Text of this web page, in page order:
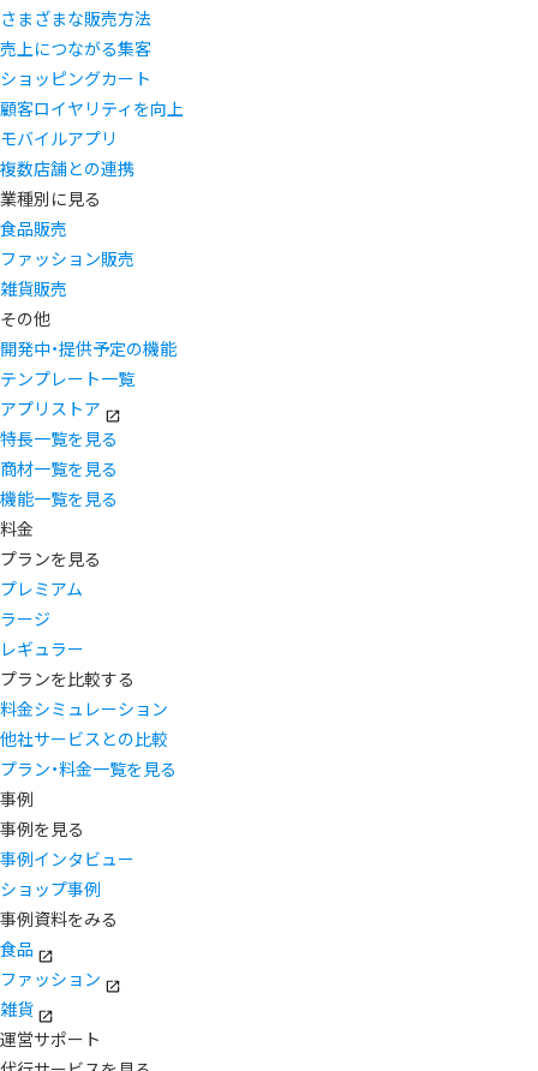
さまざまな販売方法
売上につながる集客
ショッピングカート
顧客ロイヤリティを向上
モバイルアプリ
複数店舗との連携
業種別に見る
食品販売
ファッション販売
雑貨販売
その他
開発中・提供予定の機能
テンプレート一覧
アプリストア
特長一覧を見る
商材一覧を見る
機能一覧を見る
料金
プランを見る
プレミアム
ラージ
レギュラー
プランを比較する
料金シミュレーション
他社サービスとの比較
プラン・料金一覧を見る
事例
事例を見る
事例インタビュー
ショップ事例
事例資料をみる
食品
ファッション
雑貨
運営サポート